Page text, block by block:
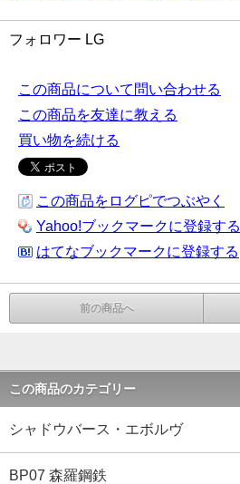
フォロワー LG
この商品について問い合わせる
この商品を友達に教える
買い物を続ける
この商品をログピでつぶやく
Yahoo!ブックマークに登録する
はてなブックマークに登録する
前の商品へ
この商品のカテゴリー
シャドウバース・エボルヴ
BP07 森羅鋼鉄